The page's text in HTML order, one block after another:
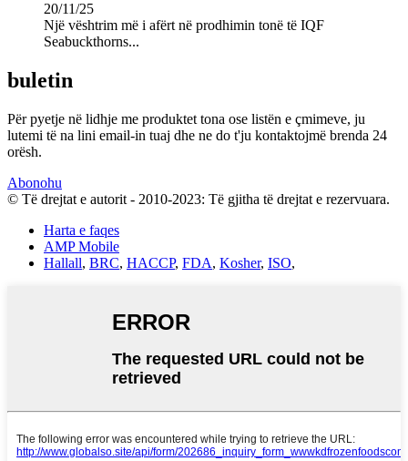
20/11/25
Një vështrim më i afërt në prodhimin tonë të IQF
Seabuckthorns...
buletin
Për pyetje në lidhje me produktet tona ose listën e çmimeve, ju
lutemi të na lini email-in tuaj dhe ne do t'ju kontaktojmë brenda 24
orësh.
Abonohu
© Të drejtat e autorit - 2010-2023: Të gjitha të drejtat e rezervuara.
Harta e faqes
AMP Mobile
Hallall, BRC, HACCP, FDA, Kosher, ISO,